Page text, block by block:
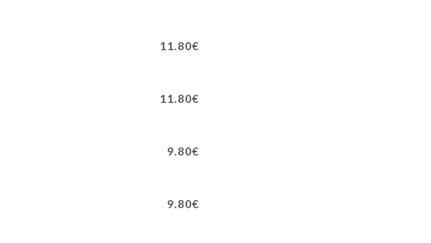
11.80€
11.80€
9.80€
9.80€